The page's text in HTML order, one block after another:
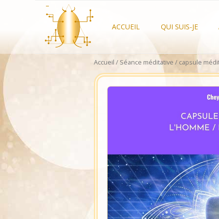
–
ACCUEIL QUI SUIS-JE
Accueil / Séance méditative / capsule